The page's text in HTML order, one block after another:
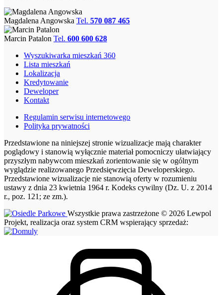
Magdalena Angowska Tel. 570 087 465
Marcin Patalon Tel. 600 600 628
Wyszukiwarka mieszkań 360
Lista mieszkań
Lokalizacja
Kredytowanie
Deweloper
Kontakt
Regulamin serwisu internetowego
Polityka prywatności
Przedstawione na niniejszej stronie wizualizacje mają charakter
poglądowy i stanowią wyłącznie materiał pomocniczy ułatwiający
przyszłym nabywcom mieszkań zorientowanie się w ogólnym
wyglądzie realizowanego Przedsięwzięcia Deweloperskiego.
Przedstawione wizualizacje nie stanowią oferty w rozumieniu
ustawy z dnia 23 kwietnia 1964 r. Kodeks cywilny (Dz. U. z 2014
r., poz. 121; ze zm.).
Wszystkie prawa zastrzeżone © 2026 Lewpol
Projekt, realizacja oraz system CRM wspierający sprzedaż: